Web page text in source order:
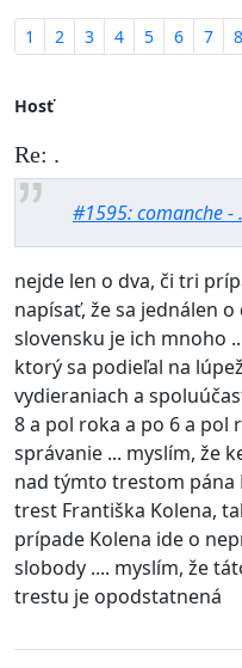
1 2 3 4 5 6 7 8
Hosť
Re: .
#1595: comanche - .
nejde len o dva, či tri
napísať, že sa jednálen
slovensku je ich mnoho
ktorý sa podieľal na
vydieraniach a
8 a pol roka a po 6 a
správanie ... myslím, že
nad týmto trestom pána
trest Františka Kolena,
prípade Kolena ide o
slobody .... myslím, že
trestu je opodstatnená